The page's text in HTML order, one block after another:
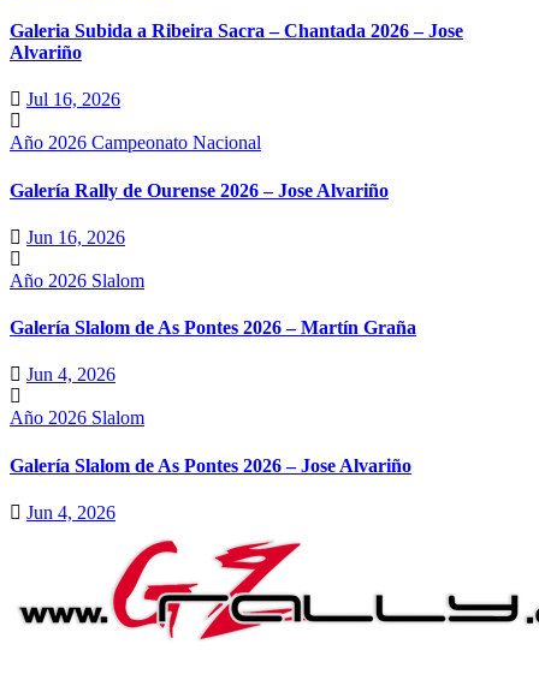
Galeria Subida a Ribeira Sacra – Chantada 2026 – Jose
Alvariño
Jul 16, 2026
Año 2026 Campeonato Nacional
Galería Rally de Ourense 2026 – Jose Alvariño
Jun 16, 2026
Año 2026 Slalom
Galería Slalom de As Pontes 2026 – Martín Graña
Jun 4, 2026
Año 2026 Slalom
Galería Slalom de As Pontes 2026 – Jose Alvariño
Jun 4, 2026